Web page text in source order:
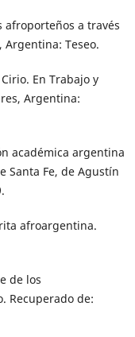
afroporteños a través
Argentina: Teseo.
En Trabajo y
Argentina:
académica argentina
Santa Fe, de Agustín
afroargentina.
de los
Recuperado de: